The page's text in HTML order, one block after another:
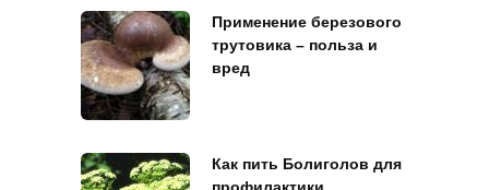
Применение березового
трутовика – польза и
вред
Как пить Болиголов для